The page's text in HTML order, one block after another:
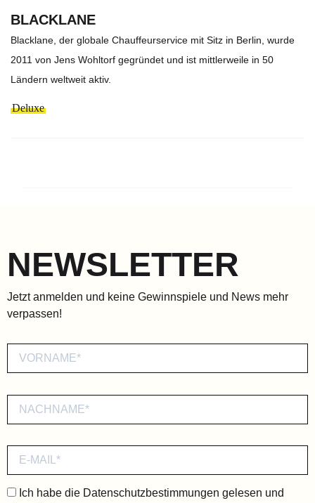
BLACKLANE
Blacklane, der globale Chauffeurservice mit Sitz in Berlin, wurde
2011 von Jens Wohltorf gegründet und ist mittlerweile in 50
Ländern weltweit aktiv.
Deluxe
NEWSLETTER
Jetzt anmelden und keine Gewinnspiele und News mehr
verpassen!
Ich habe die Datenschutzbestimmungen gelesen und